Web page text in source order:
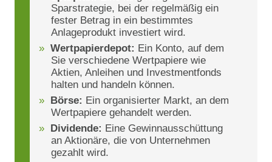
Sparstrategie, bei der regelmäßig ein
fester Betrag in ein bestimmtes
Anlageprodukt investiert wird.
Wertpapierdepot: Ein Konto, auf dem
Sie verschiedene Wertpapiere wie
Aktien, Anleihen und Investmentfonds
halten und handeln können.
Börse: Ein organisierter Markt, an dem
Wertpapiere gehandelt werden.
Dividende: Eine Gewinnausschüttung
an Aktionäre, die von Unternehmen
gezahlt wird.